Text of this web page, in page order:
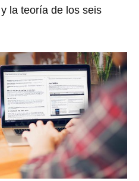
la teoría de los seis